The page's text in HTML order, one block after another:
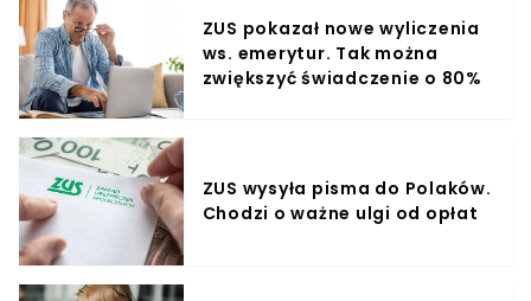
ZUS pokazał nowe wyliczenia
ws. emerytur. Tak można
zwiększyć świadczenie o 80%
ZUS wysyła pisma do Polaków.
Chodzi o ważne ulgi od opłat